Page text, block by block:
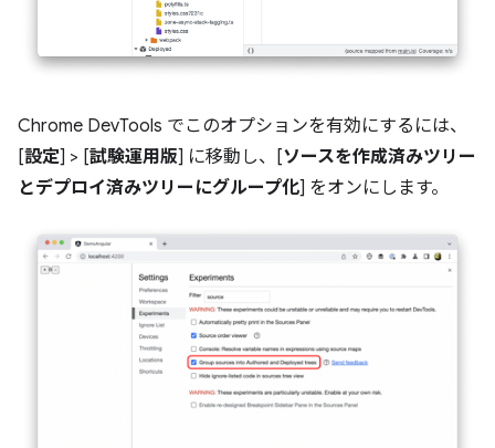
Chrome DevTools でこのオプションを有効にするには、
[設定] > [試験運用版] に移動し、[ソースを作成済みツリー
とデプロイ済みツリーにグループ化] をオンにします。